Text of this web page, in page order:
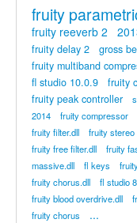
fruity
fruity reeverb 2
fruity delay 2
gross
fruity multiband
fl studio 10.0.9
fruity
fruity peak controller
2014
fruity compressor
fruity filter.dll
fruity
fruity free filter.dll
fruity
massive.dll
fl keys
fruity chorus.dll
fl studio
fruity blood overdrive.dll
fruity chorus
...